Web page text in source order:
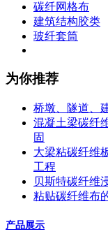
碳纤网格布
建筑结构胶类
玻纤套筒
为你推荐
桥墩、隧道、
混凝土梁碳纤
固
大梁粘碳纤维
工程
贝斯特碳纤维
粘贴碳纤维布
产品展示